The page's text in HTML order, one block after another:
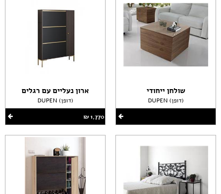
שולחן ייחודי
DUPEN (דופן)
ארון נעליים עם רגלים
DUPEN (דופן)
1,770 ‏₪